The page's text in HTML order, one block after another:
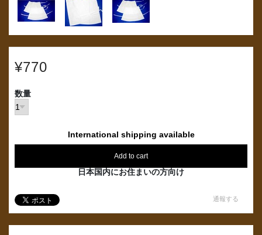
¥770
数量
International shipping available
Add to cart
日本国内にお住まいの方向け
通報する